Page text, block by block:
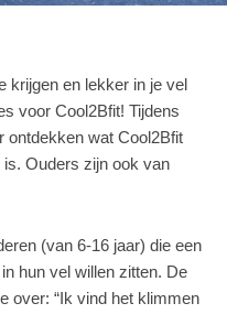
krijgen en lekker in je vel
voor Cool2Bfit! Tijdens
ontdekken wat Cool2Bfit
is. Ouders zijn ook van
(van 6-16 jaar) die een
hun vel willen zitten. De
over: “Ik vind het klimmen